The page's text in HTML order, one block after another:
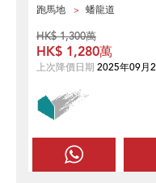
跑馬地 蟠龍道
HK$ 1,300萬
HK$ 1,280萬
上次降價日期 2025年09月